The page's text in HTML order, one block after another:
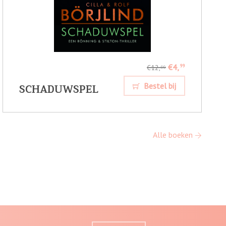
SCHADUWSPEL
€12,99 €4,99
Bestel bij
Alle boeken